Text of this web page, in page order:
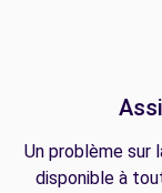
Un problème sur
disponible à